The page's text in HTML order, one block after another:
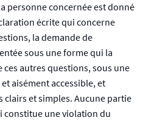
personne concernée est donné
écrite qui concerne
la demande de
sous une forme qui la
autres questions, sous une
aisément accessible, et
clairs et simples. Aucune partie
constitue une violation du